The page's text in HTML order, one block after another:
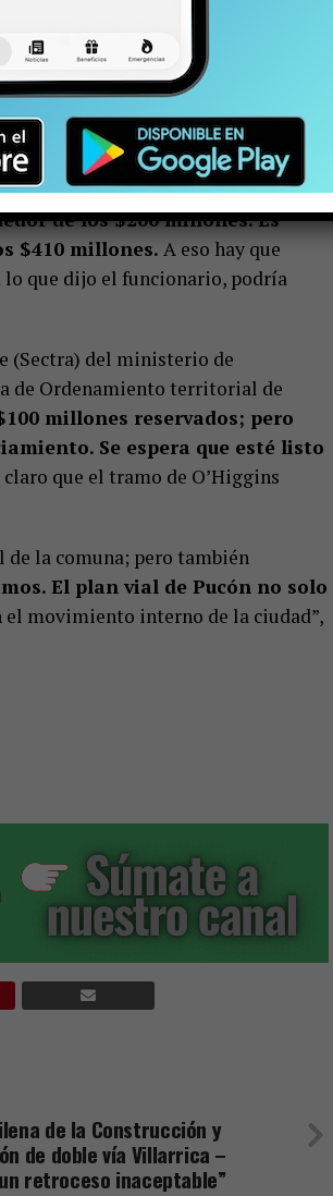
y gira hacia el sur
En total son otros 500
hechos la que reemplazaría el tramo
Correría por el lado norte y,
por Figueroa en Mirada
de los $200 millones. Es
$410 millones. A eso hay que
lo que dijo el funcionario, podría
(Sectra) del ministerio de
de Ordenamiento territorial de
millones reservados; pero
Se espera que esté listo
claro que el tramo de O’Higgins
de la comuna; pero también
El plan vial de Pucón no solo
el movimiento interno de la ciudad”,
de la Construcción y
de doble vía Villarrica –
retroceso inaceptable”